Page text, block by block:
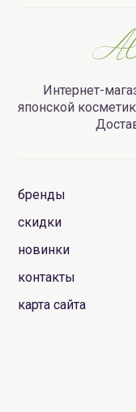
Интернет-
японской
бренды
скидки
новинки
контакты
карта сайта